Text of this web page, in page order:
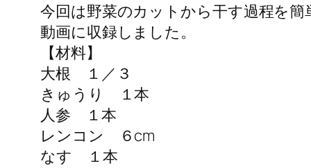
今回は野菜のカットから干す過程を簡
動画に収録しました。
【材料】
大根 １／３
きゅうり １本
人参 １本
レンコン ６cm
なす １本